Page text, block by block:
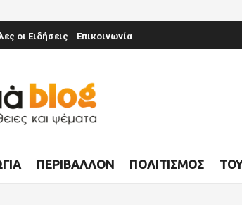
οι Ειδήσεις Επικοινωνία
ΠΕΡΙΒΆΛΛΟΝ ΠΟΛΙΤΙΣΜΌΣ